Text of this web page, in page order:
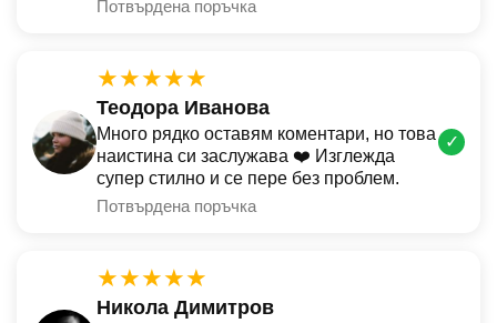
Потвърдена поръчка
★★★★★
Теодора Иванова
Много рядко оставям коментари, но това
наистина си заслужава ❤️ Изглежда
супер стилно и се пере без проблем.
Потвърдена поръчка
✓
★★★★★
Никола Димитров